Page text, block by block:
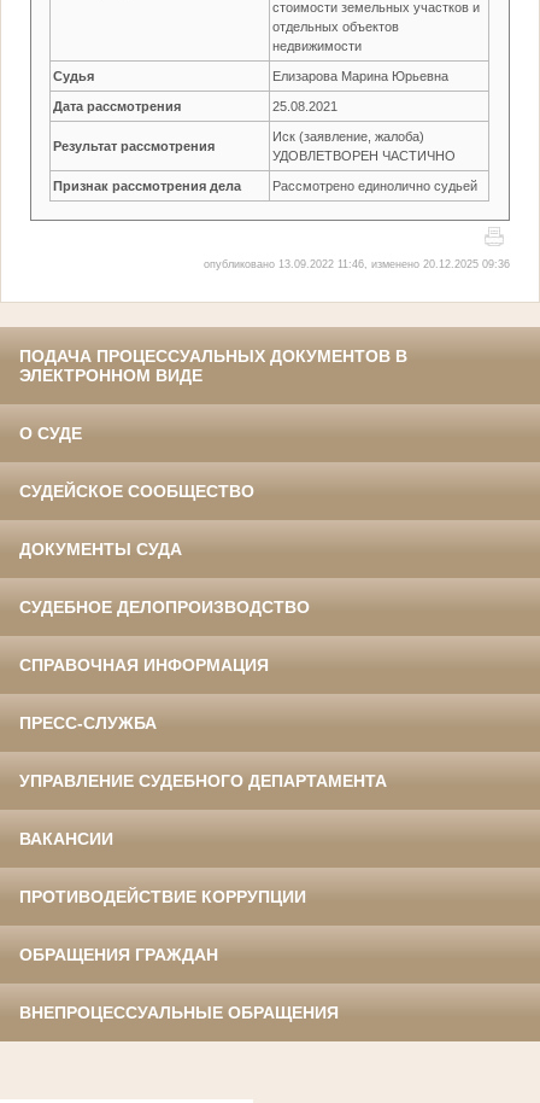
стоимости земельных участков и
отдельных объектов
недвижимости
Судья Елизарова Марина Юрьевна
Дата рассмотрения 25.08.2021
Результат рассмотрения
Иск (заявление, жалоба)
УДОВЛЕТВОРЕН ЧАСТИЧНО
Признак рассмотрения дела Рассмотрено единолично судьей
опубликовано 13.09.2022 11:46, изменено 20.12.2025 09:36
ПОДАЧА ПРОЦЕССУАЛЬНЫХ ДОКУМЕНТОВ В
ЭЛЕКТРОННОМ ВИДЕ
О СУДЕ
СУДЕЙСКОЕ СООБЩЕСТВО
ДОКУМЕНТЫ СУДА
СУДЕБНОЕ ДЕЛОПРОИЗВОДСТВО
СПРАВОЧНАЯ ИНФОРМАЦИЯ
ПРЕСС-СЛУЖБА
УПРАВЛЕНИЕ СУДЕБНОГО ДЕПАРТАМЕНТА
ВАКАНСИИ
ПРОТИВОДЕЙСТВИЕ КОРРУПЦИИ
ОБРАЩЕНИЯ ГРАЖДАН
ВНЕПРОЦЕССУАЛЬНЫЕ ОБРАЩЕНИЯ